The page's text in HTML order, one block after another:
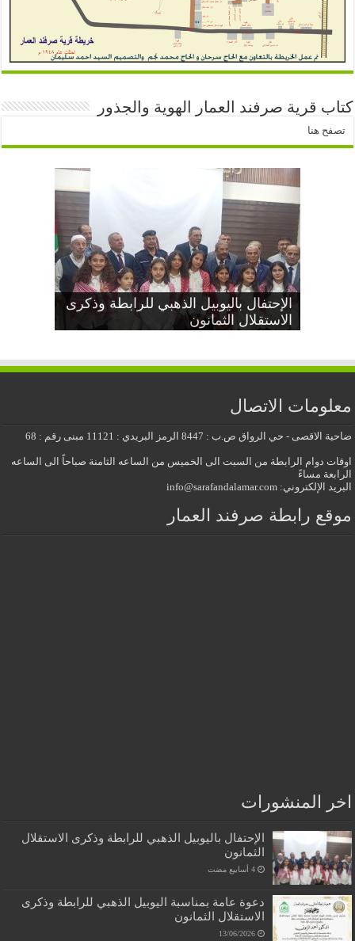
كتاب قرية صرفند العمار الهوية والجذور
تصفح هنا
الإحتفال باليوبيل الذهبي للرابطة وذكرى
الاستقلال الثمانون
دعوة عامة بمناسبة اليوبيل الذهبي
للرابطة وذكرى الاستقلال الثمانون
معايدة عيد الأضحى المبارك 2026
عيد الاستقلال الثمانون
إجتماع جذور مشجرات عائلات صرفند
العمار
معلومات الاتصال
ضاحية الاقصى - حي الرواق ص.ب : 8447 الرمز البريدي : 11121 مبنى رقم : 68
اوقات دوام الرابطة من السبت الى الخميس من الساعه الثامنة صباحاً الى الساعه
الرابعة مساءً
البريد الإلكتروني: info@sarafandalamar.com
موقع رابطة صرفند العمار
اخر المنشورات
الإحتفال باليوبيل الذهبي للرابطة وذكرى الاستقلال
الثمانون
‏4 أسابيع مضت
دعوة عامة بمناسبة اليوبيل الذهبي للرابطة وذكرى
الاستقلال الثمانون
13/06/2026